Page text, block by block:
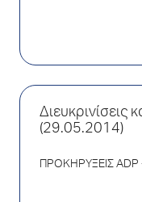
Διευκρινίσεις
(29.05.2014)
ΠΡΟΚΗΡΥΞΕΙΣ ADP